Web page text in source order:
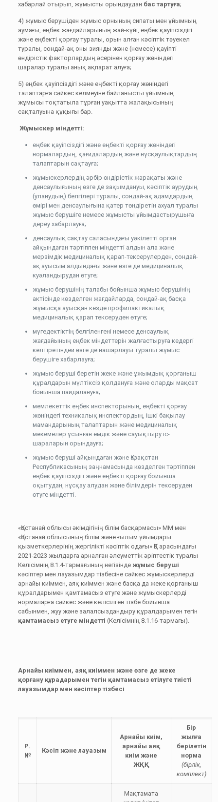
хабарлай отырып, жұмысты орындаудан бас тартуға;
4) жұмыс берушіден жұмыс орнының сипаты мен ұйымның
аумағы, еңбек жағдайларының жай-күйі, еңбек қауіпсіздігі
және еңбекті қорғау туралы, орын алған кәсіптік тәуекел
туралы, сондай-ақ оны зиянды және (немесе) қауіпті
өндірістік факторлардың әсерінен қорғау жөніндегі
шаралар туралы анық ақпарат алуға;
5) еңбек қауіпсіздігі және еңбекті қорғау жөніндегі
талаптарға сәйкес келмеуіне байланысты ұйымның
жұмысы тоқтатыла тұрған уақытта жалақысының
сақталуына құқығы бар.
Жұмыскер міндетті:
еңбек қауіпсіздігі және еңбекті қорғау жөніндегі
нормалардың, қағидалардың және нұсқаулықтардың
талаптарын сақтауға;
жұмыскерлердің әрбір өндірістік жарақаты және
денсаулығының өзге де зақымдануы, кәсіптік аурудың
(уланудың) белгілері туралы, сондай-ақ адамдардың
өмірі мен денсаулығына қатер төндіретін ахуал туралы
жұмыс берушіге немесе жұмысты ұйымдастырушыға
дереу хабарлауға;
денсаулық сақтау саласындағы уәкілетті орган
айқындаған тәртіппен міндетті алдын ала және
мерзімдік медициналық қарап-тексерулерден, сондай-
ақ ауысым алдындағы және өзге де медициналық
куәландырудан өтуге;
жұмыс берушінің талабы бойынша жұмыс берушінің
актісінде көзделген жағдайларда, сондай-ақ басқа
жұмысқа ауысқан кезде профилактикалық
медициналық қарап тексеруден өтуге;
мүгедектіктің белгіленгені немесе денсаулық
жағдайының еңбек міндеттерін жалғастыруға кедергі
келтіретіндей өзге де нашарлауы туралы жұмыс
берушіге хабарлауға;
жұмыс беруші беретін жеке және ұжымдық қорғаныш
құралдарын мүлтіксіз қолдануға және оларды мақсат
бойынша пайдалануға;
мемлекеттік еңбек инспекторының, еңбекті қорғау
жөніндегі техникалық инспектордың, ішкі бақылау
мамандарының талаптарын және медициналық
мекемелер ұсынған емдік және сауықтыру іс-
шараларын орындауға;
жұмыс беруші айқындаған және Қазақстан
Республикасының заңнамасында көзделген тәртіппен
еңбек қауіпсіздігі және еңбекті қорғау бойынша
оқытудан, нұсқау алудан және білімдерін тексеруден
өтуге міндетті.
«Қостанай облысы әкімдігінің білім басқармасы» ММ мен
«Қостанай облысының білім және ғылым ұйымдары
қызметкерлерінің жергілікті кәсіптік одағы» ҚБ арасындағы
2021-2023 жылдарға арналған әлеуметтік әріптестік туралы
Келісімнің 8.1.4-тармағының негізінде жұмыс беруші
кәсіптер мен лауазымдар тізбесіне сәйкес жұмыскерлерді
арнайы киіммен, аяқ киіммен және басқа да жеке қорғаныш
құралдарымен қамтамасыз етуге және жұмыскерлерді
нормаларға сәйкес және келісілген тізбе бойынша
сабынмен, жуу және залалсыздандыру құралдарымен тегін
қамтамасыз етуге міндетті (Келісімнің 8.1.16-тармағы).
Арнайы киіммен, аяқ киіммен және өзге де жеке
қорғану құрадарымен тегін қамтамасыз етілуге тиісті
лауазымдар мен кәсіптер тізбесі
Р.
№
Кәсіп және лауазым
Арнайы киім,
арнайы аяқ
киім және
ЖҚҚ
Бір
жылға
берілетін
норма
(бірлік,
комплект)
Мақтамата